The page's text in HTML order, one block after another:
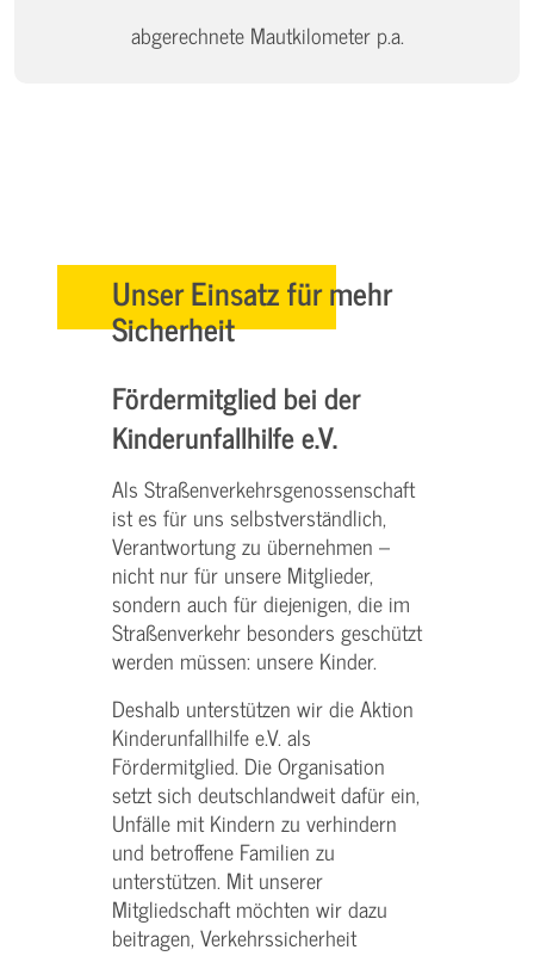
abgerechnete Mautkilometer p.a.
Unser Einsatz für mehr
Sicherheit
Fördermitglied bei der
Kinderunfallhilfe e.V.
Als Straßenverkehrsgenossenschaft
ist es für uns selbstverständlich,
Verantwortung zu übernehmen –
nicht nur für unsere Mitglieder,
sondern auch für diejenigen, die im
Straßenverkehr besonders geschützt
werden müssen: unsere Kinder.
Deshalb unterstützen wir die Aktion
Kinderunfallhilfe e.V. als
Fördermitglied. Die Organisation
setzt sich deutschlandweit dafür ein,
Unfälle mit Kindern zu verhindern
und betroffene Familien zu
unterstützen. Mit unserer
Mitgliedschaft möchten wir dazu
beitragen, Verkehrssicherheit